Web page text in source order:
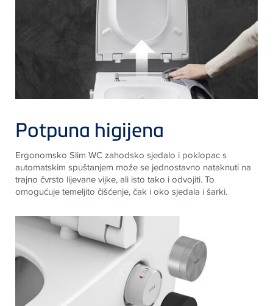
Potpuna higijena
Ergonomsko Slim WC zahodsko sjedalo i poklopac s
automatskim spuštanjem može se jednostavno nataknuti na
trajno čvrsto lijevane vijke, ali isto tako i odvojiti. To
omogućuje temeljito čišćenje, čak i oko sjedala i šarki.